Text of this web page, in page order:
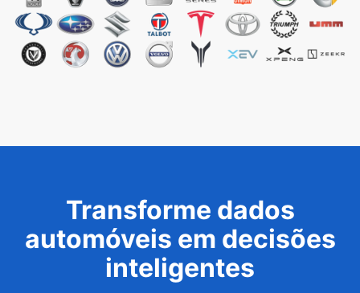
Transforme dados
automóveis em decisões
inteligentes